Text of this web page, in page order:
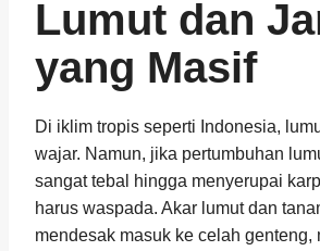
Lumut dan
yang Masif
Di iklim tropis seperti Indonesia,
wajar. Namun, jika pertumbuhan
sangat tebal hingga menyerupai
harus waspada. Akar lumut dan
mendesak masuk ke celah genteng,